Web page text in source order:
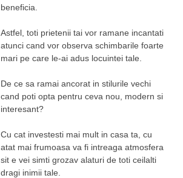
beneficia.
Astfel, toti prietenii tai vor ramane incantati
atunci cand vor observa schimbarile foarte
mari pe care le-ai adus locuintei tale.
De ce sa ramai ancorat in stilurile vechi
cand poti opta pentru ceva nou, modern si
interesant?
Cu cat investesti mai mult in casa ta, cu
atat mai frumoasa va fi intreaga atmosfera
sit e vei simti grozav alaturi de toti ceilalti
dragi inimii tale.